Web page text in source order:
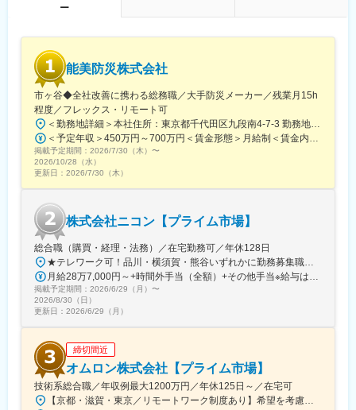
■当社の特徴：
置や印刷工程をデジタル化する装置のメーカーです。
変更の範囲：会社の定める業務
ー
能美防災株式会社
市ヶ谷◆全社改善に携わる総務職／大手防災メーカー／残業月15h
程度／フレックス・リモート可
＜勤務地詳細＞本社住所：東京都千代田区九段南4-7-3 勤務地最寄駅：東京メトロ南北線、有楽町線／市ケ谷駅受動喫煙対策：屋内全面禁煙変更の範囲：会社の定める事業所（リモートワーク含む）
＜予定年収＞450万円～700万円＜賃金形態＞月給制＜賃金内訳＞月額（基本給）：230,000円～467,000円＜月給＞230,000円～467,000円＜昇給有無＞有＜残業手当＞有＜給与補足＞※スキルを考慮のうえ、決定します。※賞与平均5.8～6ヶ月分賃金はあくまでも目安の金額であり、選考を通じて上下する可能性があります。月給(月額)は固定手当を含めた表記です。
掲載予定期間： 2026/7/30（木） 〜
2026/10/28（水）
更新日： 2026/7/30（木）
株式会社ニコン【プライム市場】
総合職（購買・経理・法務）／在宅勤務可／年休128日
★テレワーク可！品川・横須賀・熊谷いずれかに勤務募集職種に応じて、以下いずれかの勤務地となります。■本社／イノベーションセンター／ウェストサイト東京都品川区西大井1-5-20最寄駅：JR横須賀線・湘南新宿ライン「西大井」駅より徒歩約4分■横須賀製作所神奈川県横須賀市神明町1-15最寄駅：JR横須賀線「久里浜」駅より徒歩約10分／京急久里浜線「京急久里浜」駅より徒歩約8分■熊谷製作所埼玉県熊谷市御稜威ケ原201-9最寄駅：JR高崎線「籠原」駅／JR高崎線「熊谷」駅※受動喫煙対策あり
月給28万7,000円～+時間外手当（全額）+その他手当※給与は入社後の職務・役割の水準をベースとした職責を考慮の上、適宜決定
掲載予定期間： 2026/6/29（月） 〜
2026/8/30（日）
更新日： 2026/6/29（月）
締切間近
オムロン株式会社【プライム市場】
技術系総合職／年収例最大1200万円／年休125日～／在宅可
【京都・滋賀・東京／リモートワーク制度あり】希望を考慮の上、下記いずれかの拠点へ配属■京都事業所（本社）京都府京都市下京区塩小路通堀川東入 オムロン京都センタービル■綾部事業所京都府綾部市中山町鳴谷3-2■桂川事業所京都府向日市寺戸町九ノ坪53番地■京阪奈イノベーションセンタ京都府木津川市木津川台9-1 ＜けいはんな学研都市＞■草津事業所滋賀県草津市西草津2-2-1■東京事業所東京都港区港南2-3-13 品川フロントビル7F※勤務地変更の範囲：国内外の全拠点およびテレワークの就業場所※受動喫煙対策：屋内全面禁煙※当面転勤なし